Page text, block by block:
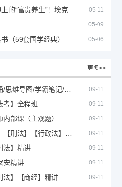
05-11
05-09
（59套国学经典） 05-06
更多>>
09-11
考】全程班 09-11
部课（主观题） 09-11
09-11
法】精讲 09-11
安精讲 09-11
法】【商经】精讲 09-11